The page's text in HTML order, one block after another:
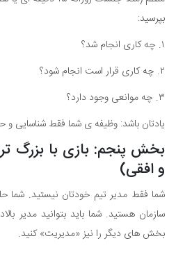
بپرسید:
۱. چه کاری انجام شد؟
۲. چه کاری قرار است انجام شود؟
۳. چه موانعی وجود دارد؟
یادتان باشد: وظیفه ی شما فقط شناسایی
بخش پنجم: بازی با بزرگ
و افقی)
شما فقط مدیر تیم خودتان نیستید. شما
سازمان هستید. شما باید بتوانید مدیر
بخش های دیگر را نیز «مدیریت» کنید.